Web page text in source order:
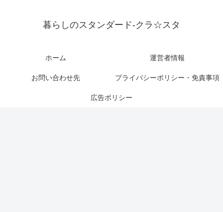
暮らしのスタンダード-クラ☆スタ
ホーム 運営者情報
お問い合わせ先 プライバシーポリシー・免責事項
広告ポリシー